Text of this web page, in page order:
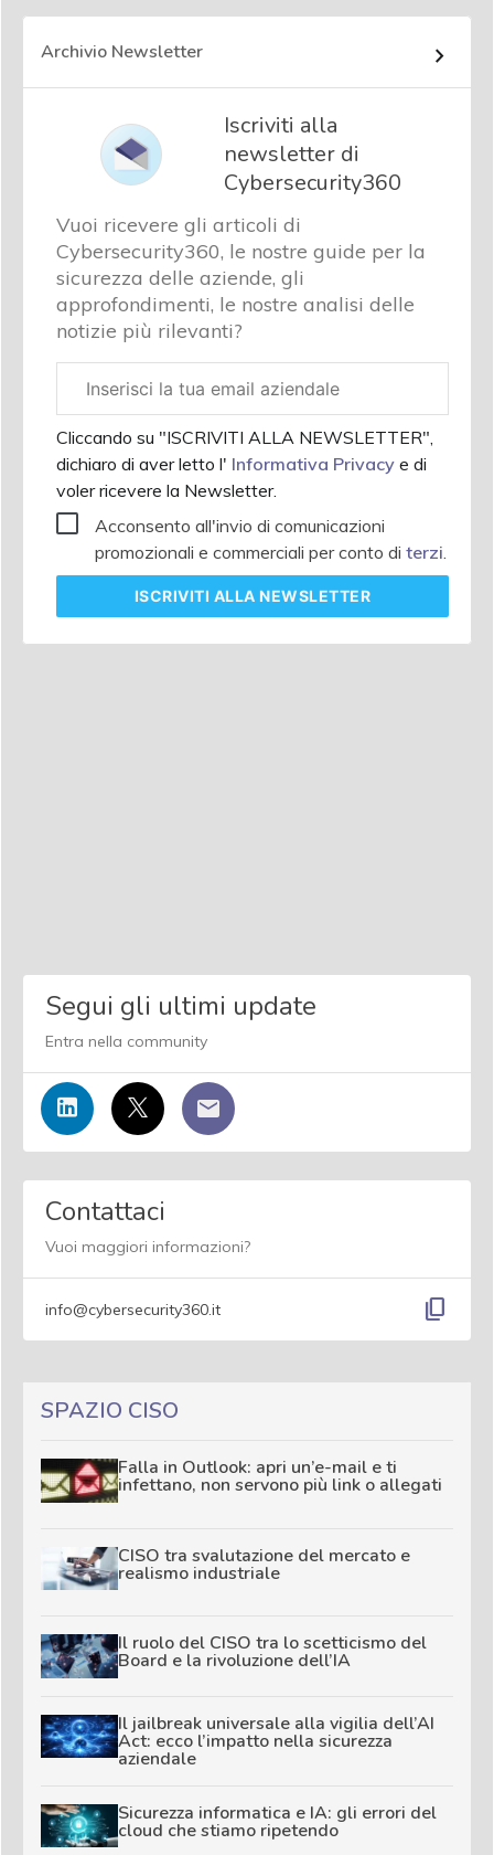
Archivio Newsletter
Iscriviti alla
newsletter di
Cybersecurity360
Vuoi ricevere gli articoli di
Cybersecurity360, le nostre guide per la
sicurezza delle aziende, gli
approfondimenti, le nostre analisi delle
notizie più rilevanti?
aziendale
Cliccando su "ISCRIVITI ALLA NEWSLETTER",
dichiaro di aver letto l' Informativa Privacy e di
voler ricevere la Newsletter.
Acconsento all'invio di comunicazioni
promozionali e commerciali per conto di terzi
ISCRIVITI ALLA NEWSLETTER
Segui gli ultimi update
Entra nella community
Contattaci
Vuoi maggiori informazioni?
info@cybersecurity360.it content_copy
SPAZIO CISO
Falla in Outlook: apri un’e-mail e ti
infettano, non servono più link o allegati
CISO tra svalutazione del mercato e
realismo industriale
Il ruolo del CISO tra lo scetticismo del
Board e la rivoluzione dell’IA
Il jailbreak universale alla vigilia dell’AI
Act: ecco l’impatto nella sicurezza
aziendale
Sicurezza informatica e IA: gli errori del
cloud che stiamo ripetendo